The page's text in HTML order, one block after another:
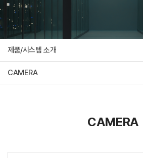
제품/시스템 소개
CAMERA
CAMERA